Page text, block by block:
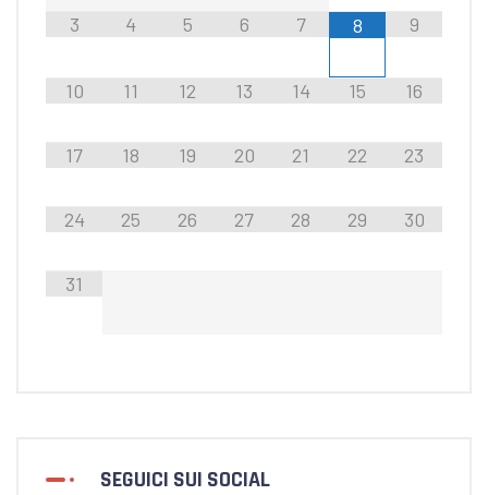
3 4 5 6 7 8 9
10 11 12 13 14 15 16
17 18 19 20 21 22 23
24 25 26 27 28 29 30
31
SEGUICI SUI SOCIAL